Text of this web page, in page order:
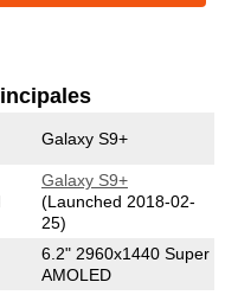
Galaxy S9+
Galaxy S9+
(Launched 2018-02-
25)
6.2" 2960x1440 Super
AMOLED